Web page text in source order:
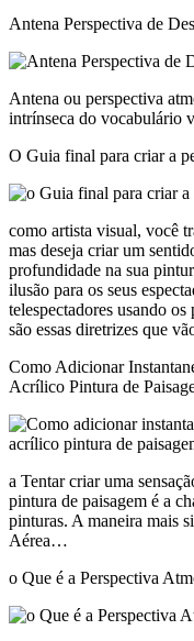
Antena Perspectiva de
Antena ou perspectiva
intrínseca do vocabulário
O Guia final para criar a
como artista visual, você
mas deseja criar um
profundidade na sua
ilusão para os seus
telespectadores usando
são essas diretrizes que
Como Adicionar
Acrílico Pintura de
a Tentar criar uma
pintura de paisagem é a
pinturas. A maneira mais
Aérea…
o Que é a Perspectiva